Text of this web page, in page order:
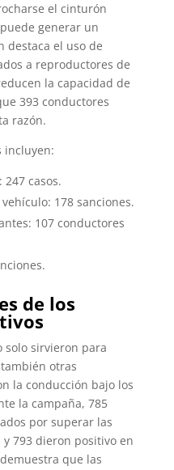
el cinturón
generar un
destaca el uso de
a reproductores de
la capacidad de
393 conductores
razón.
incluyen:
casos.
178 sanciones.
107 conductores
de los
solo sirvieron para
otras
la conducción bajo los
la campaña, 785
por superar las
793 dieron positivo en
que las